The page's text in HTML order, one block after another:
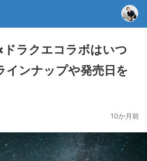
ラクエコラボはいつ
インナップや発売日を
10か月前